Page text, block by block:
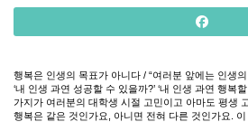
행복은 인생의 목표가 아니다 / “여러분 앞에는 인생의
‘내 인생 과연 성공할 수 있을까?’ ‘내 인생 과연 행복할
가지가 여러분의 대학생 시절 고민이고 아마도 평생
행복은 같은 것인가요 아니면 전혀 다른 것인가요 이